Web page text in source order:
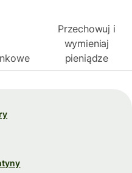
Przechowuj i
wymieniaj
pieniądze